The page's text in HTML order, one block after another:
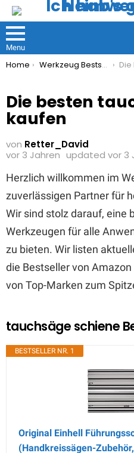
Menu
You are here:
Home Werkzeug Bestseller Die
Die besten
kaufen
von Retter_David
vor 3 Jahren updated vor 3
Herzlich willkommen im
zuverlässigen Partner für
Wir sind stolz darauf, eine
Werkzeugen für alle
zu bieten. Wir listen
die Bestseller von
von Top-Marken zum
tauchsäge schiene
BESTSELLER NR. 1
Original Einhell
(Handkreissägen-